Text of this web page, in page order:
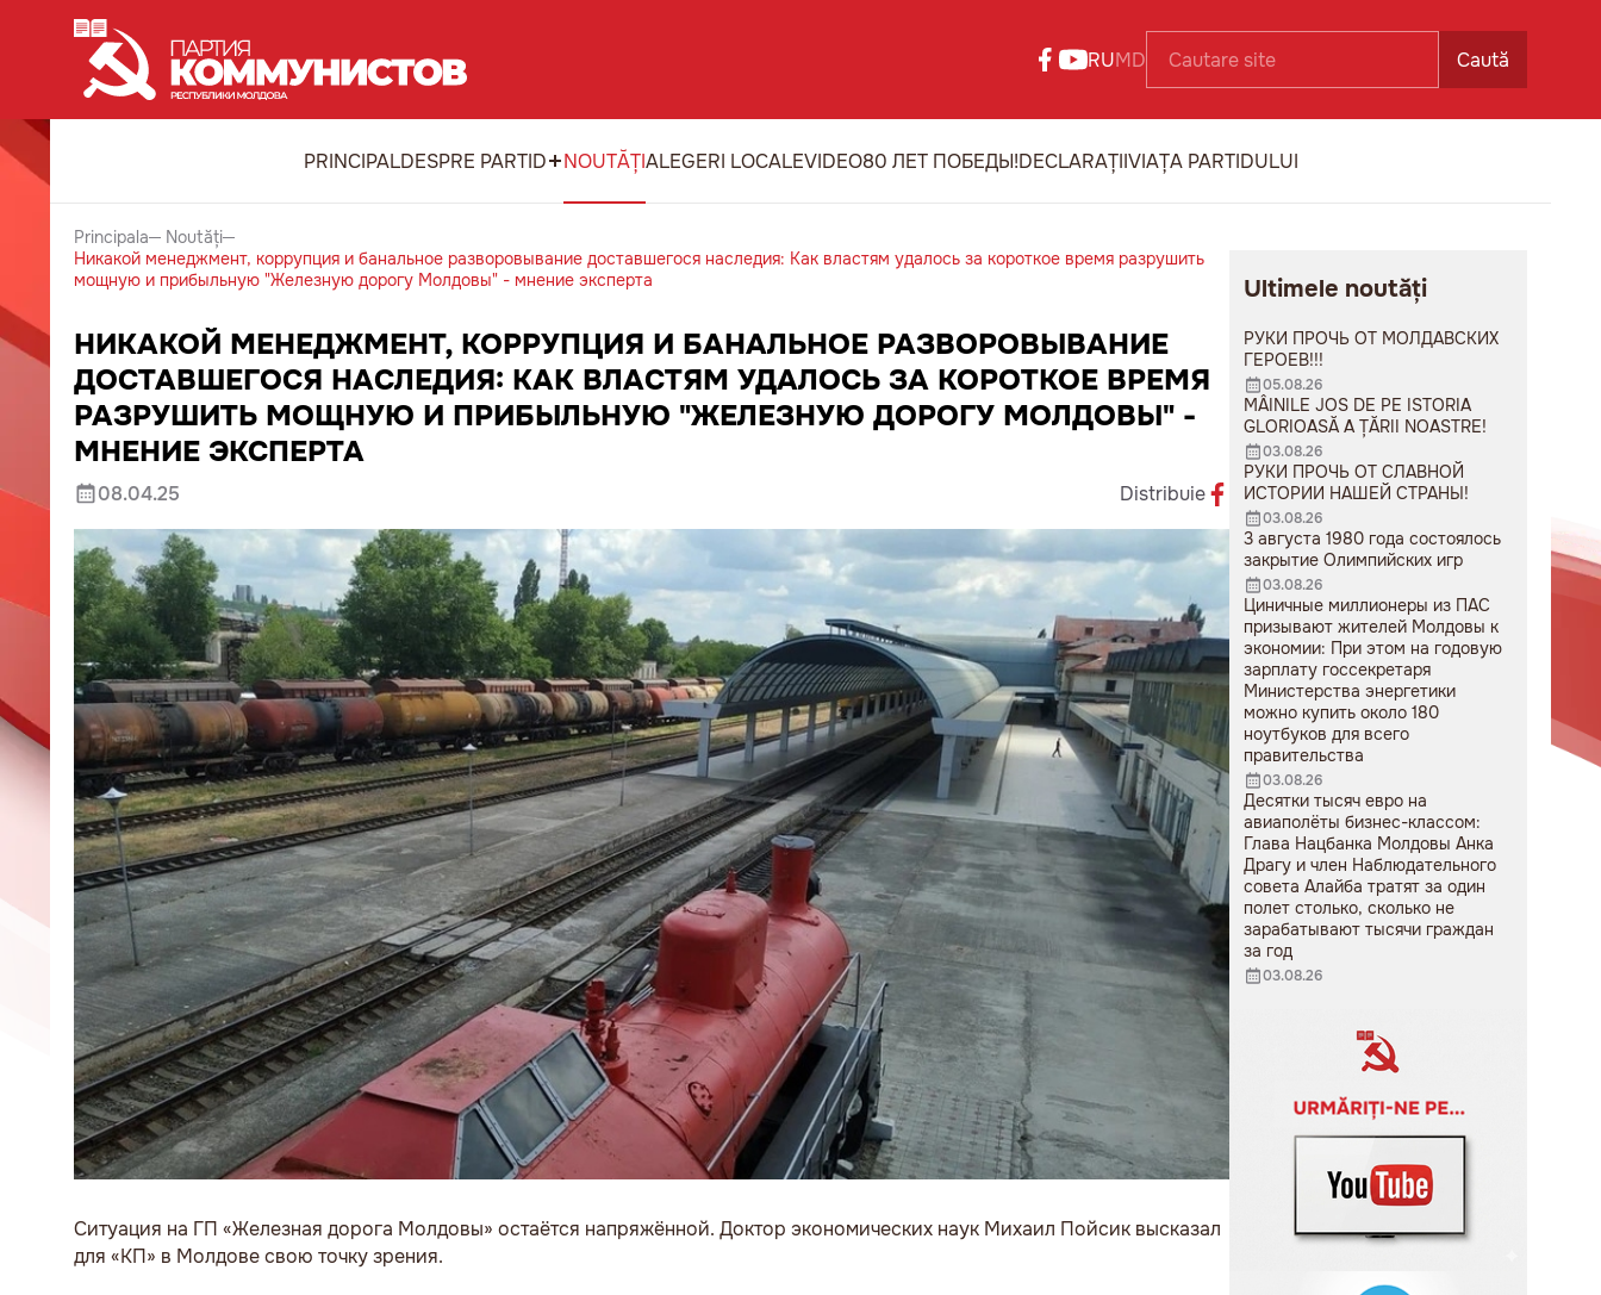
RUMD Caută
PRINCIPALDESPRE PARTID NOUTĂȚIALEGERI LOCALEVIDEO80 ЛЕТ ПОБЕДЫ!DECLARAȚIIVIAȚA PARTIDULUI
Principala
Noutăți
Никакой менеджмент, коррупция и банальное разворовывание доставшегося наследия: Как властям удалось за короткое время разрушить
мощную и прибыльную "Железную дорогу Молдовы" - мнение эксперта
НИКАКОЙ МЕНЕДЖМЕНТ, КОРРУПЦИЯ И БАНАЛЬНОЕ РАЗВОРОВЫВАНИЕ
ДОСТАВШЕГОСЯ НАСЛЕДИЯ: КАК ВЛАСТЯМ УДАЛОСЬ ЗА КОРОТКОЕ ВРЕМЯ
РАЗРУШИТЬ МОЩНУЮ И ПРИБЫЛЬНУЮ "ЖЕЛЕЗНУЮ ДОРОГУ МОЛДОВЫ" -
МНЕНИЕ ЭКСПЕРТА
08.04.25 Distribuie
Ситуация на ГП «Железная дорога Молдовы» остаётся напряжённой. Доктор экономических наук Михаил Пойсик высказал
для «КП» в Молдове свою точку зрения.
Ultimele noutăți
РУКИ ПРОЧЬ ОТ МОЛДАВСКИХ
ГЕРОЕВ!!!
05.08.26
MÂINILE JOS DE PE ISTORIA
GLORIOASĂ A ȚĂRII NOASTRE!
03.08.26
РУКИ ПРОЧЬ ОТ СЛАВНОЙ
ИСТОРИИ НАШЕЙ СТРАНЫ!
03.08.26
3 августа 1980 года состоялось
закрытие Олимпийских игр
03.08.26
Циничные миллионеры из ПАС
призывают жителей Молдовы к
экономии: При этом на годовую
зарплату госсекретаря
Министерства энергетики
можно купить около 180
ноутбуков для всего
правительства
03.08.26
Десятки тысяч евро на
авиаполёты бизнес-классом:
Глава Нацбанка Молдовы Анка
Драгу и член Наблюдательного
совета Алайба тратят за один
полет столько, сколько не
зарабатывают тысячи граждан
за год
03.08.26